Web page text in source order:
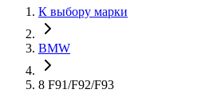
К выбору марки
BMW
8 F91/F92/F93